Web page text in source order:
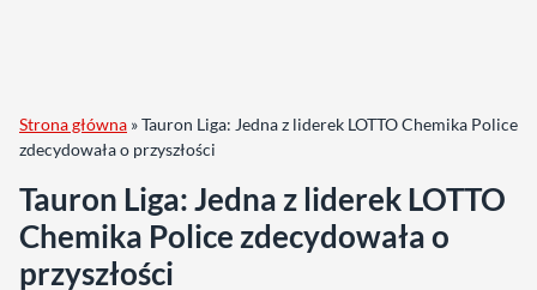
Strona główna »Tauron Liga: Jedna z liderek LOTTO Chemika Police
zdecydowała o przyszłości
Tauron Liga: Jedna z liderek LOTTO
Chemika Police zdecydowała o
przyszłości